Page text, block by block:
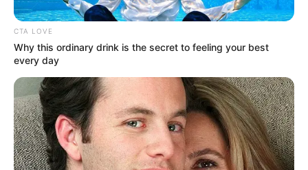
Posted
in
Friss hírek
Elképesztő átalakulás: Gáspár
Evelin teljesen úgy néz ki, mint
Jennifer Lopez (fotó a cikkben)
bySzerző • March 3, 2026
CTA LOVE
Why this ordinary drink is the secret to feeling your best
every day